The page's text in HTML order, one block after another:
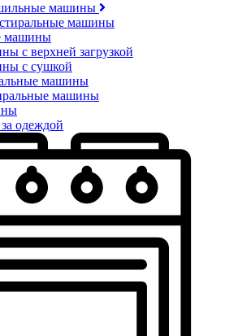
машины
машины
машины
с верхней загрузкой
с сушкой
машины
машины
одеждой